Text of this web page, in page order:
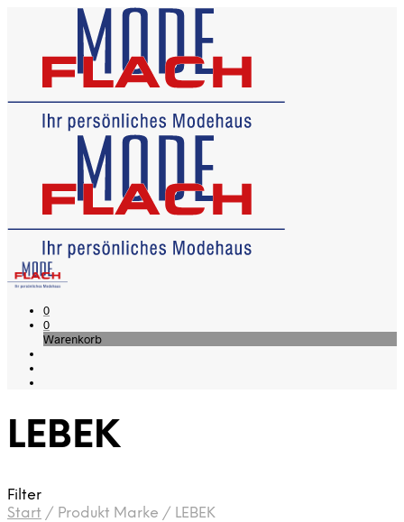
0
0
Warenkorb
LEBEK
Filter
Start / Produkt Marke / LEBEK